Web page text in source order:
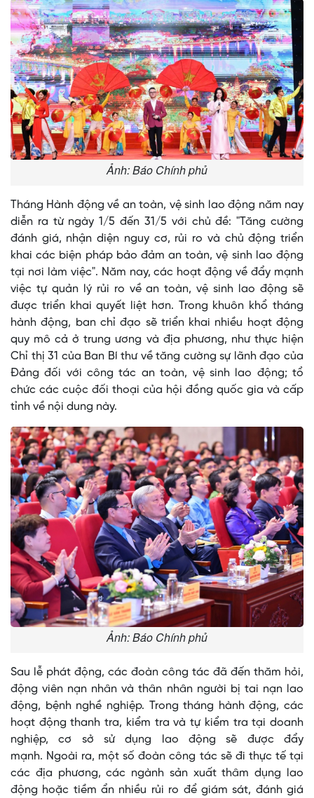
Ảnh: Báo Chính phủ
Tháng Hành động về an toàn, vệ sinh lao động năm nay
diễn ra từ ngày 1/5 đến 31/5 với chủ đề: "Tăng cường
đánh giá, nhận diện nguy cơ, rủi ro và chủ động triển
khai các biện pháp bảo đảm an toàn, vệ sinh lao động
tại nơi làm việc". Năm nay, các hoạt động về đẩy mạnh
việc tự quản lý rủi ro về an toàn, vệ sinh lao động sẽ
được triển khai quyết liệt hơn. Trong khuôn khổ tháng
hành động, ban chỉ đạo sẽ triển khai nhiều hoạt động
quy mô cả ở trung ương và địa phương, như thực hiện
Chỉ thị 31 của Ban Bí thư về tăng cường sự lãnh đạo của
Đảng đối với công tác an toàn, vệ sinh lao động; tổ
chức các cuộc đối thoại của hội đồng quốc gia và cấp
tỉnh về nội dung này.
Ảnh: Báo Chính phủ
Sau lễ phát động, các đoàn công tác đã đến thăm hỏi,
động viên nạn nhân và thân nhân người bị tai nạn lao
động, bệnh nghề nghiệp. Trong tháng hành động, các
hoạt động thanh tra, kiểm tra và tự kiểm tra tại doanh
nghiệp, cơ sở sử dụng lao động sẽ được đẩy
mạnh. Ngoài ra, một số đoàn công tác sẽ đi thực tế tại
các địa phương, các ngành sản xuất thâm dụng lao
động hoặc tiềm ẩn nhiều rủi ro để giám sát, đánh giá